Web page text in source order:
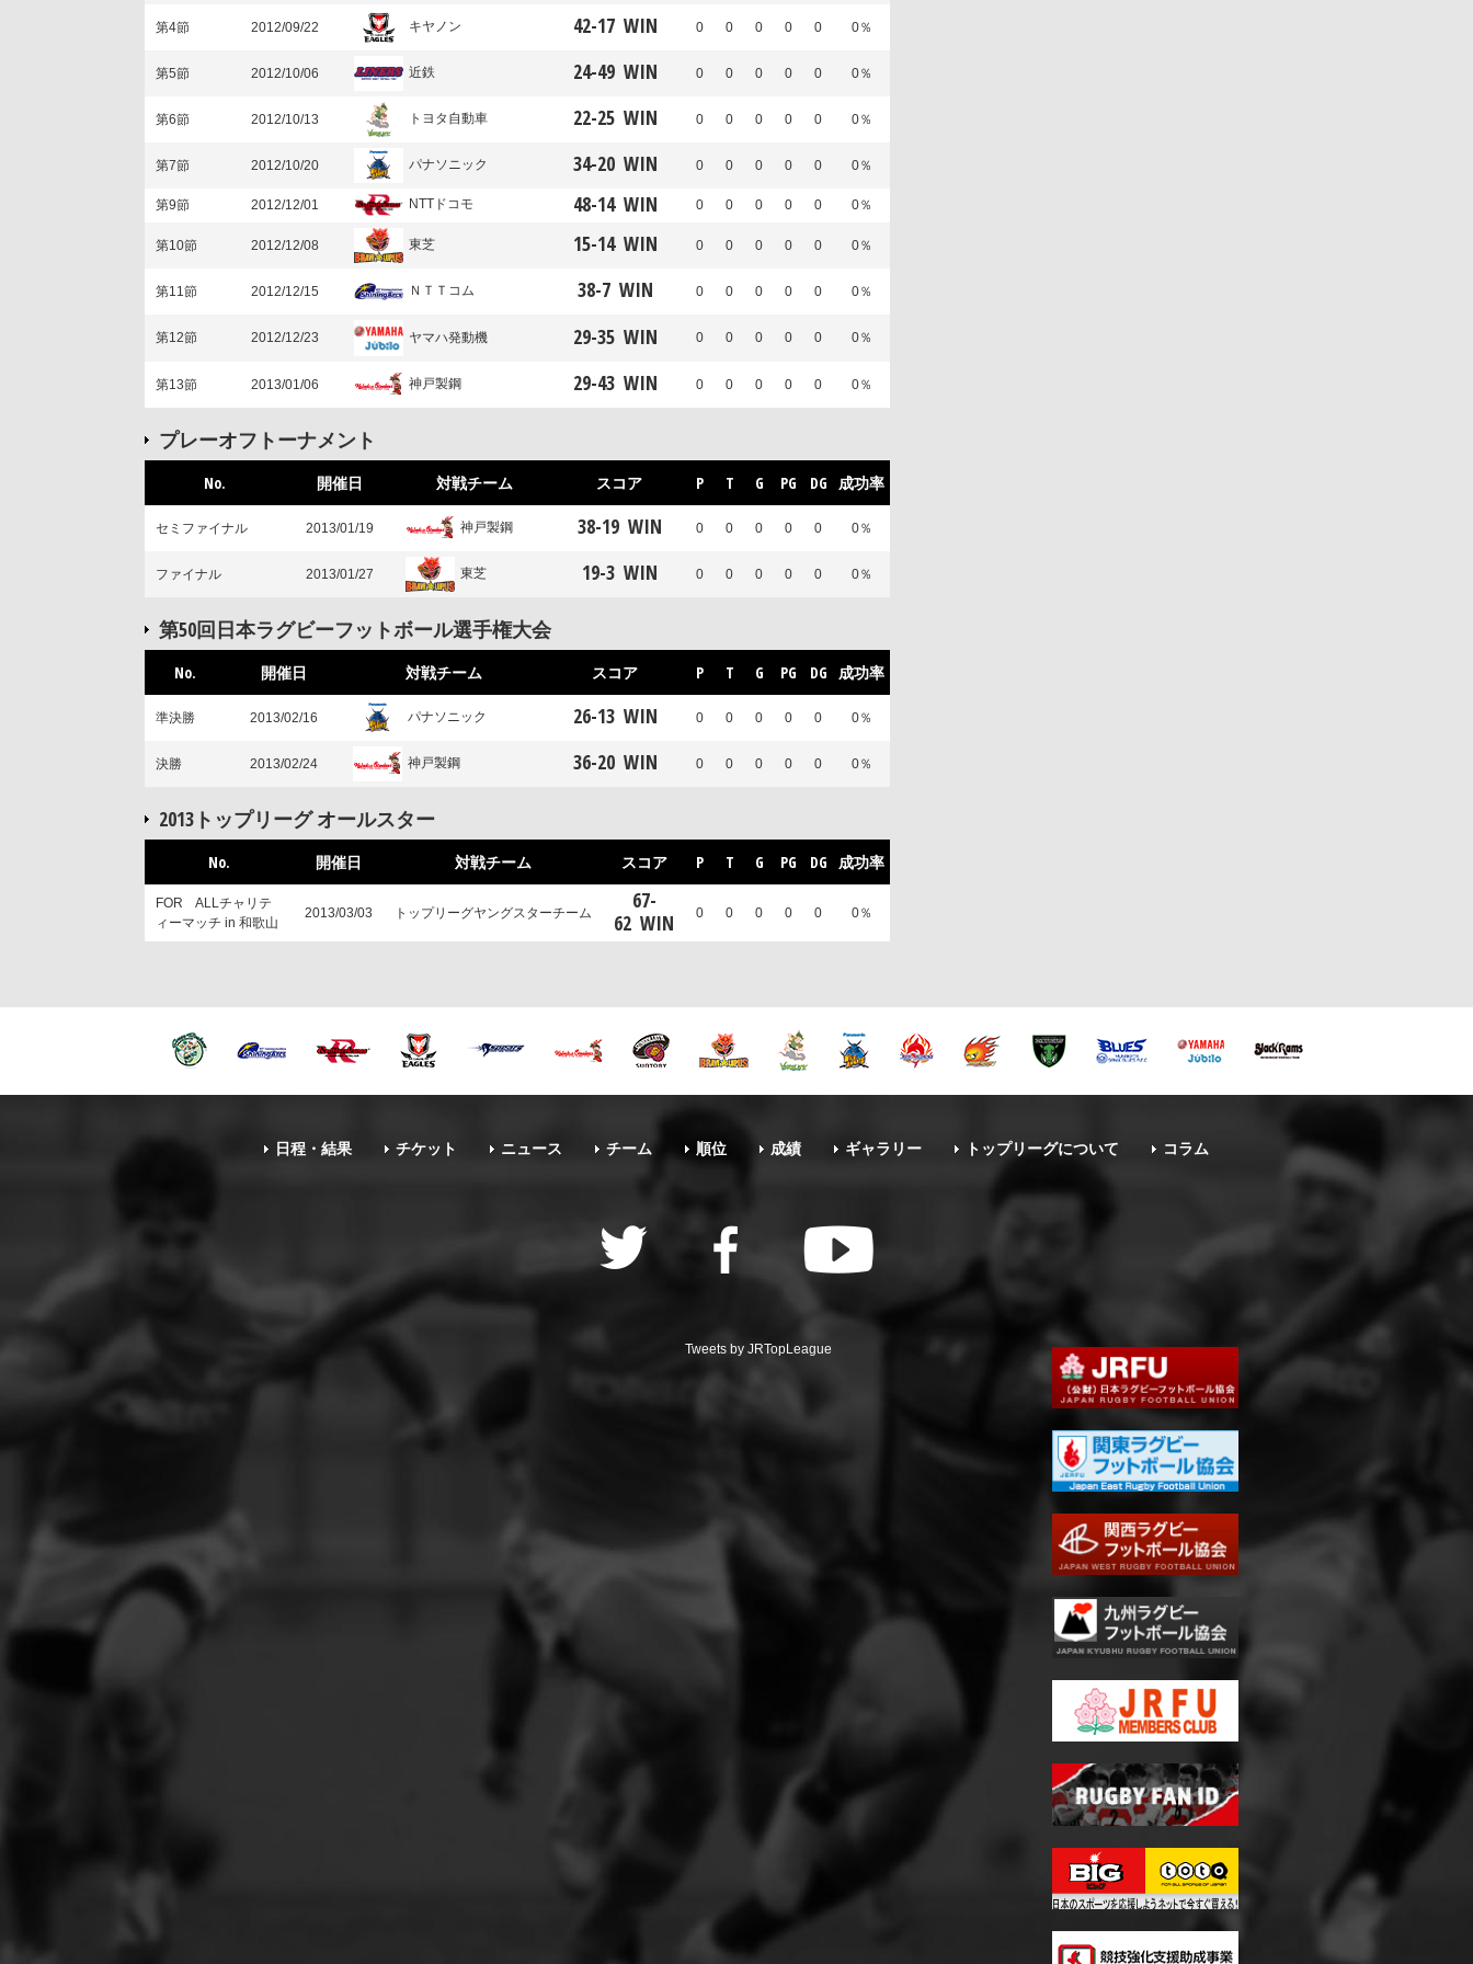
第4節 2012/09/22 キヤノン 42-17 WIN 0 0 0 0 0 0％
第5節 2012/10/06 近鉄 24-49 WIN 0 0 0 0 0 0％
第6節 2012/10/13 トヨタ自動車 22-25 WIN 0 0 0 0 0 0％
第7節 2012/10/20 パナソニック 34-20 WIN 0 0 0 0 0 0％
第9節 2012/12/01 NTTドコモ 48-14 WIN 0 0 0 0 0 0％
第10節 2012/12/08 東芝 15-14 WIN 0 0 0 0 0 0％
第11節 2012/12/15 ＮＴＴコム 38-7 WIN 0 0 0 0 0 0％
第12節 2012/12/23 ヤマハ発動機 29-35 WIN 0 0 0 0 0 0％
第13節 2013/01/06 神戸製鋼 29-43 WIN 0 0 0 0 0 0％
プレーオフトーナメント
No. 開催日 対戦チーム スコア P T G PG DG 成功率
セミファイナル 2013/01/19 神戸製鋼 38-19 WIN 0 0 0 0 0 0％
ファイナル 2013/01/27 東芝 19-3 WIN 0 0 0 0 0 0％
第50回日本ラグビーフットボール選手権大会
No. 開催日 対戦チーム スコア P T G PG DG 成功率
準決勝 2013/02/16 パナソニック 26-13 WIN 0 0 0 0 0 0％
決勝 2013/02/24 神戸製鋼 36-20 WIN 0 0 0 0 0 0％
2013トップリーグ オールスター
No. 開催日 対戦チーム スコア P T G PG DG 成功率
FOR ALLチャリテ
ィーマッチ in 和歌山
2013/03/03 トップリーグヤングスターチーム 67-
62 WIN 0 0 0 0 0 0％
日程・結果 チケット ニュース チーム 順位 成績 ギャラリー トップリーグについて コラム
Tweets by JRTopLeague